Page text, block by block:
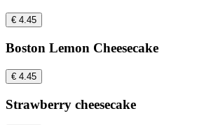
€ 4.45
Boston Lemon Cheesecake
€ 4.45
Strawberry cheesecake